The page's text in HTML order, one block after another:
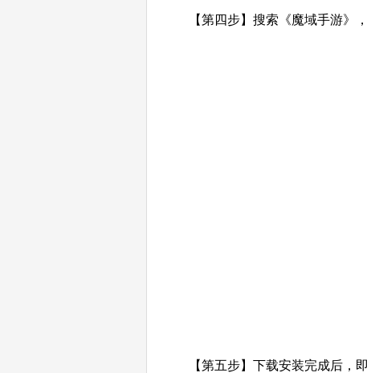
【第四步】搜索《魔域手游》，
【第五步】下载安装完成后，即